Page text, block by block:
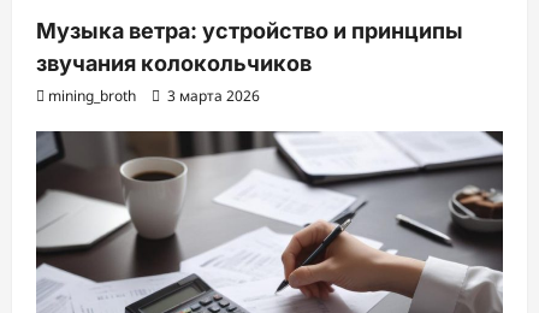
Музыка ветра: устройство и принципы
звучания колокольчиков
mining_broth 3 марта 2026